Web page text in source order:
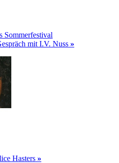
Sommerfestival
mit I.V. Nuss »
Hasters »